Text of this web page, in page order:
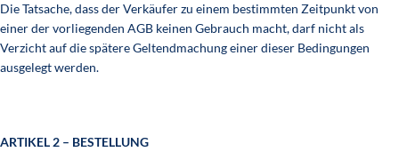
Die Tatsache, dass der Verkäufer zu einem bestimmten Zeitpunkt von
einer der vorliegenden AGB keinen Gebrauch macht, darf nicht als
Verzicht auf die spätere Geltendmachung einer dieser Bedingungen
ausgelegt werden.
ARTIKEL 2 – BESTELLUNG